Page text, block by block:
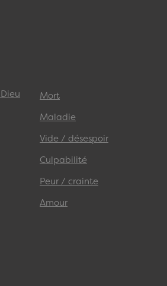
Mort
Maladie
Vide / désespoir
Culpabilité
Peur / crainte
Amour